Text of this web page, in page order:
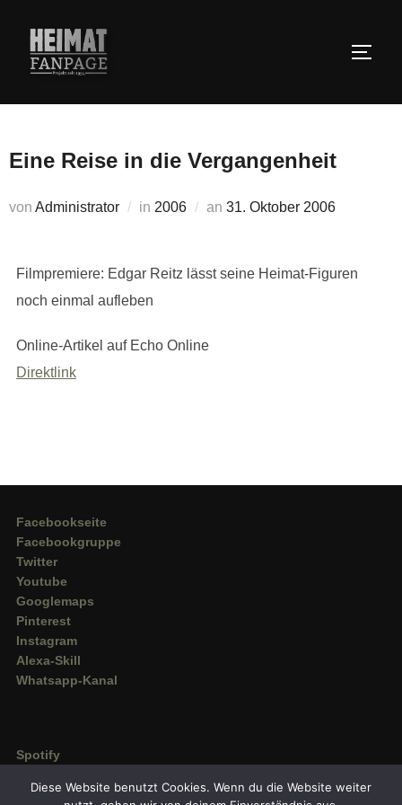
Inhalt
springen
Eine Reise in die Vergangenheit
von Administrator in 2006 an Veröffentlicht
31. Oktober 2006
Filmpremiere: Edgar Reitz lässt seine Heimat-Figuren
noch einmal aufleben
Online-Artikel auf Echo Online
Direktlink
Facebookseite
Facebookgruppe
Twitter
Youtube
Googlemaps
Pinterest
Instagram
Alexa-Skill
Whatsapp-Kanal
Spotify
Amazon Music
Diese Website benutzt Cookies. Wenn du die Website weiter